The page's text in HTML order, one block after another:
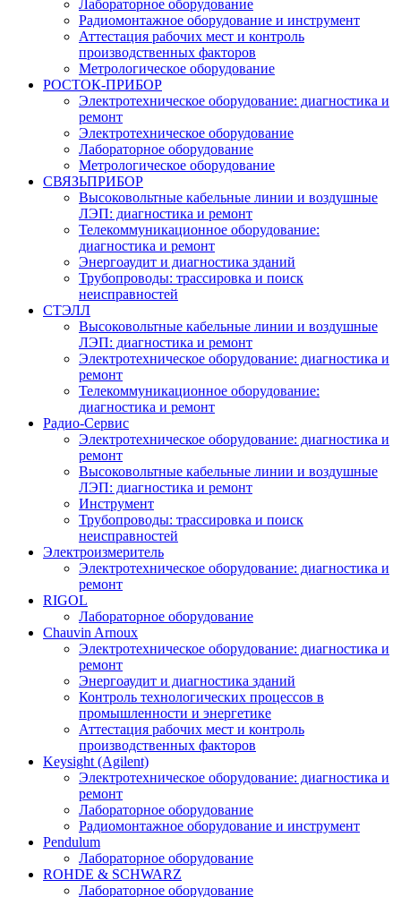
Лабораторное оборудование
Радиомонтажное оборудование и инструмент
Аттестация рабочих мест и контроль
производственных факторов
Метрологическое оборудование
РОСТОК-ПРИБОР
Электротехническое оборудование: диагностика и
ремонт
Электротехническое оборудование
Лабораторное оборудование
Метрологическое оборудование
СВЯЗЬПРИБОР
Высоковольтные кабельные линии и воздушные
ЛЭП: диагностика и ремонт
Телекоммуникационное оборудование:
диагностика и ремонт
Энергоаудит и диагностика зданий
Трубопроводы: трассировка и поиск
неисправностей
СТЭЛЛ
Высоковольтные кабельные линии и воздушные
ЛЭП: диагностика и ремонт
Электротехническое оборудование: диагностика и
ремонт
Телекоммуникационное оборудование:
диагностика и ремонт
Радио-Cервис
Электротехническое оборудование: диагностика и
ремонт
Высоковольтные кабельные линии и воздушные
ЛЭП: диагностика и ремонт
Инструмент
Трубопроводы: трассировка и поиск
неисправностей
Электроизмеритель
Электротехническое оборудование: диагностика и
ремонт
RIGOL
Лабораторное оборудование
Chauvin Arnoux
Электротехническое оборудование: диагностика и
ремонт
Энергоаудит и диагностика зданий
Контроль технологических процессов в
промышленности и энергетике
Аттестация рабочих мест и контроль
производственных факторов
Keysight (Agilent)
Электротехническое оборудование: диагностика и
ремонт
Лабораторное оборудование
Радиомонтажное оборудование и инструмент
Pendulum
Лабораторное оборудование
ROHDE & SCHWARZ
Лабораторное оборудование